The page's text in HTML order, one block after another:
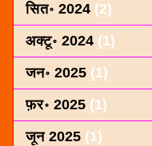
सित॰ 2024 (2)
अक्टू॰ 2024 (1)
जन॰ 2025 (1)
फ़र॰ 2025 (1)
जून 2025 (1)